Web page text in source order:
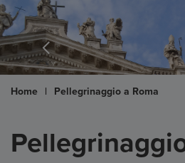
Home | Pellegrinaggio a Roma